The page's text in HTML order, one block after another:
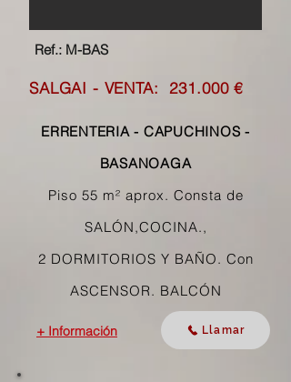
Ref.: M-BAS
SALGAI - VENTA: 231.000 €
ERRENTERIA - CAPUCHINOS -
BASANOAGA
Piso 55 m² aprox. Consta de
SALÓN,COCINA.,
2 DORMITORIOS Y BAÑO. Con
ASCENSOR. BALCÓN
+ Información Llamar